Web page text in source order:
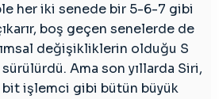
her iki senede bir 5-6-7 gibi
boş geçen senelerde de
değişikliklerin olduğu S
Ama son yıllarda Siri,
bit işlemci gibi bütün büyük